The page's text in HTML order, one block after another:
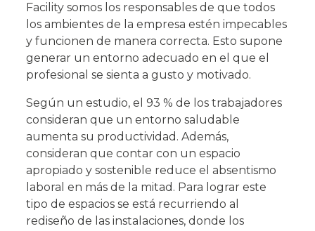
Facility somos los responsables de que todos
los ambientes de la empresa estén impecables
y funcionen de manera correcta. Esto supone
generar un entorno adecuado en el que el
profesional se sienta a gusto y motivado.
Según un estudio, el 93 % de los trabajadores
consideran que un entorno saludable
aumenta su productividad . Además,
consideran que contar con un espacio
apropiado y sostenible reduce el absentismo
laboral en más de la mitad. Para lograr este
tipo de espacios se está recurriendo al
rediseño de las instalaciones, donde los